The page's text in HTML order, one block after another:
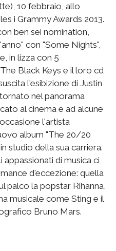
10 febbraio, allo
i Grammy Awards 2013.
ben sei nomination,
con "Some Nights",
in lizza con 5
Black Keys e il loro cd
l'esibizione di Justin
nel panorama
al cinema e ad alcune
l'artista
album "The 20/20
studio della sua carriera.
di musica ci
d'eccezione: quella
palco la popstar Rihanna,
musicale come Sting e il
Bruno Mars.